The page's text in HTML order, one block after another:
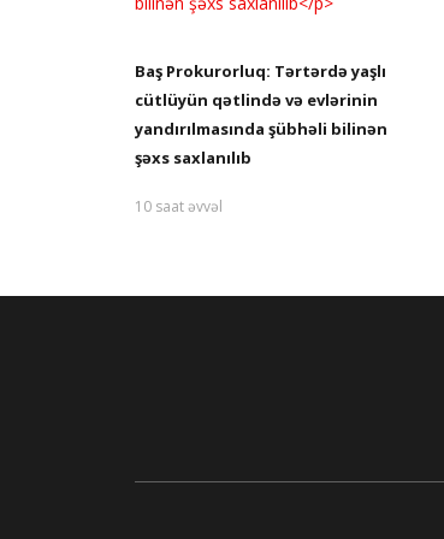
Baş Prokurorluq: Tərtərdə yaşlı
cütlüyün qətlində və evlərinin
yandırılmasında şübhəli bilinən
şəxs saxlanılıb
10 saat əvvəl